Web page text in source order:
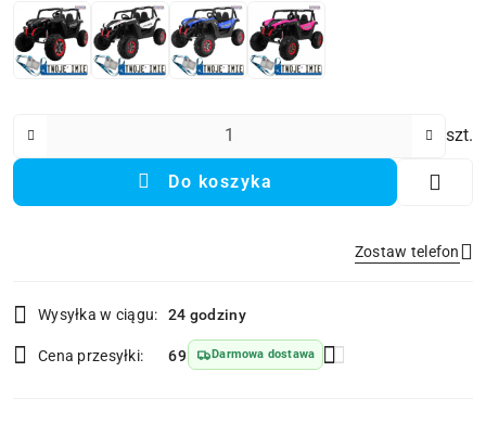
szt.
Do koszyka
Zostaw telefon
Wyślij
i
dostawa
Wysyłka w ciągu: 24 godziny
Cena przesyłki: 69 Darmowa dostawa